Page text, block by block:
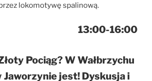
lokomotywę spalinową.
13:00-16:00
Pociąg? W Wałbrzychu
Jaworzynie jest! Dyskusja i